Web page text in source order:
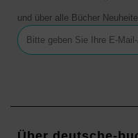
und über alle Bücher